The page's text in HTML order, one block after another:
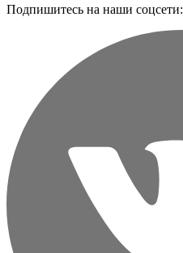
Подпишитесь на наши соцсети: